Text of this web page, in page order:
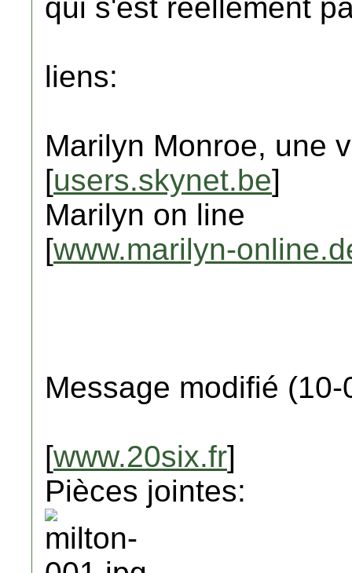
qui s'est réellement
liens:
Marilyn Monroe, une
[users.skynet.be]
Marilyn on line
[www.marilyn-
Message modifié
[www.20six.fr]
Pièces jointes: